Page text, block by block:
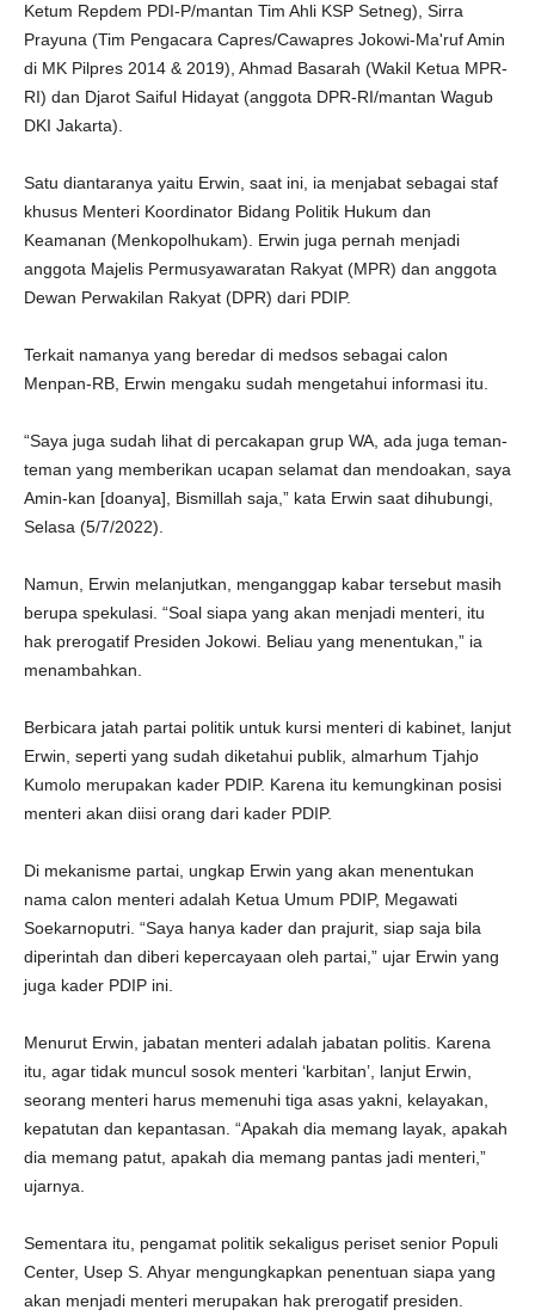
Ketum Repdem PDI-P/mantan Tim Ahli KSP Setneg), Sirra
Prayuna (Tim Pengacara Capres/Cawapres Jokowi-Ma'ruf Amin
di MK Pilpres 2014 & 2019), Ahmad Basarah (Wakil Ketua MPR-
RI) dan Djarot Saiful Hidayat (anggota DPR-RI/mantan Wagub
DKI Jakarta).
Satu diantaranya yaitu Erwin, saat ini, ia menjabat sebagai staf
khusus Menteri Koordinator Bidang Politik Hukum dan
Keamanan (Menkopolhukam). Erwin juga pernah menjadi
anggota Majelis Permusyawaratan Rakyat (MPR) dan anggota
Dewan Perwakilan Rakyat (DPR) dari PDIP.
Terkait namanya yang beredar di medsos sebagai calon
Menpan-RB, Erwin mengaku sudah mengetahui informasi itu.
“Saya juga sudah lihat di percakapan grup WA, ada juga teman-
teman yang memberikan ucapan selamat dan mendoakan, saya
Amin-kan [doanya], Bismillah saja,” kata Erwin saat dihubungi,
Selasa (5/7/2022).
Namun, Erwin melanjutkan, menganggap kabar tersebut masih
berupa spekulasi. “Soal siapa yang akan menjadi menteri, itu
hak prerogatif Presiden Jokowi. Beliau yang menentukan,” ia
menambahkan.
Berbicara jatah partai politik untuk kursi menteri di kabinet, lanjut
Erwin, seperti yang sudah diketahui publik, almarhum Tjahjo
Kumolo merupakan kader PDIP. Karena itu kemungkinan posisi
menteri akan diisi orang dari kader PDIP.
Di mekanisme partai, ungkap Erwin yang akan menentukan
nama calon menteri adalah Ketua Umum PDIP, Megawati
Soekarnoputri. “Saya hanya kader dan prajurit, siap saja bila
diperintah dan diberi kepercayaan oleh partai,” ujar Erwin yang
juga kader PDIP ini.
Menurut Erwin, jabatan menteri adalah jabatan politis. Karena
itu, agar tidak muncul sosok menteri ‘karbitan’, lanjut Erwin,
seorang menteri harus memenuhi tiga asas yakni, kelayakan,
kepatutan dan kepantasan. “Apakah dia memang layak, apakah
dia memang patut, apakah dia memang pantas jadi menteri,”
ujarnya.
Sementara itu, pengamat politik sekaligus periset senior Populi
Center, Usep S. Ahyar mengungkapkan penentuan siapa yang
akan menjadi menteri merupakan hak prerogatif presiden.